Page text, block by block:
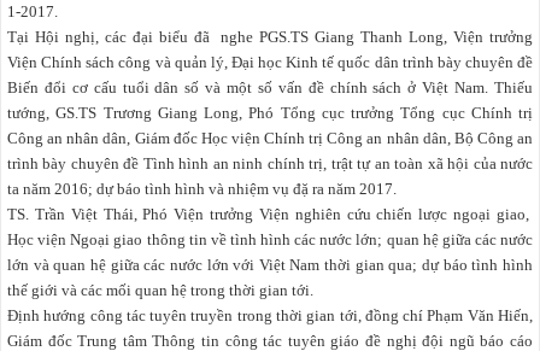
1-2017.
Tại Hội nghị, các đại biểu đã nghe PGS.TS Giang Thanh Long, Viện trưởng
Viện Chính sách công và quản lý, Đại học Kinh tế quốc dân trình bày chuyên đề
Biến đổi cơ cấu tuổi dân số và một số vấn đề chính sách ở Việt Nam. Thiếu
tướng, GS.TS Trương Giang Long, Phó Tổng cục trưởng Tổng cục Chính trị
Công an nhân dân, Giám đốc Học viện Chính trị Công an nhân dân, Bộ Công an
trình bày chuyên đề Tình hình an ninh chính trị, trật tự an toàn xã hội của nước
ta năm 2016; dự báo tình hình và nhiệm vụ đặ ra năm 2017.
TS. Trần Việt Thái, Phó Viện trưởng Viện nghiên cứu chiến lược ngoại giao,
Học viện Ngoại giao thông tin về tình hình các nước lớn; quan hệ giữa các nước
lớn và quan hệ giữa các nước lớn với Việt Nam thời gian qua; dự báo tình hình
thế giới và các mối quan hệ trong thời gian tới.
Định hướng công tác tuyên truyền trong thời gian tới, đồng chí Phạm Văn Hiến,
Giám đốc Trung tâm Thông tin công tác tuyên giáo đề nghị đội ngũ báo cáo